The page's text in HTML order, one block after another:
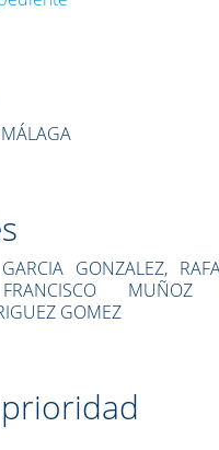
GONZALEZ,
MUÑOZ
GOMEZ